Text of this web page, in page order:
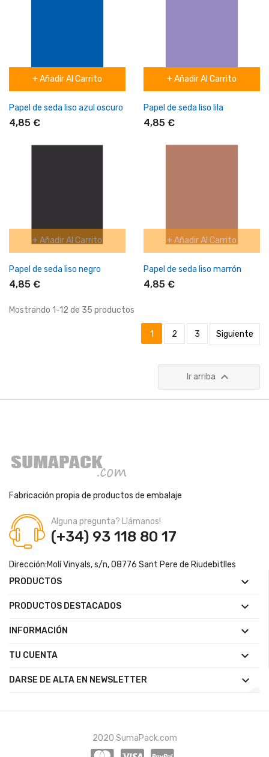
+ Añadir Al Carrito
Papel de seda liso azul oscuro
4,85 €
+ Añadir Al Carrito
Papel de seda liso lila
4,85 €
+ Añadir Al Carrito
Papel de seda liso negro
4,85 €
+ Añadir Al Carrito
Papel de seda liso marrón
4,85 €
Mostrando 1-12 de 35 productos
1 2 3 Siguiente
Ir arriba 
Fabricación propia de productos de embalaje
Alguna pregunta? Llámanos!
(+34) 93 118 80 17
Dirección:Molí Vinyals, s/n, 08776 Sant Pere de Riudebitlles
PRODUCTOS

PRODUCTOS DESTACADOS 
INFORMACIÓN 
TU CUENTA 
DARSE DE ALTA EN NEWSLETTER 
2020 SumaPack.com